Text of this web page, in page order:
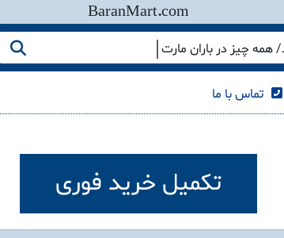
BaranMart.com
چیز در باران مارت
تماس با ما
تکمیل خرید فوری